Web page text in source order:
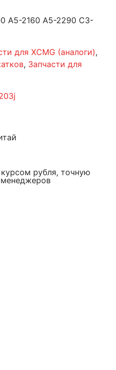
A5-2160 А5-2290 C3-
для XCMG (аналоги),
, Запчасти для
рубля, точную